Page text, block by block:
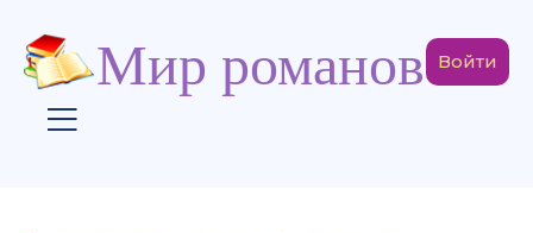
Мир романов Войти